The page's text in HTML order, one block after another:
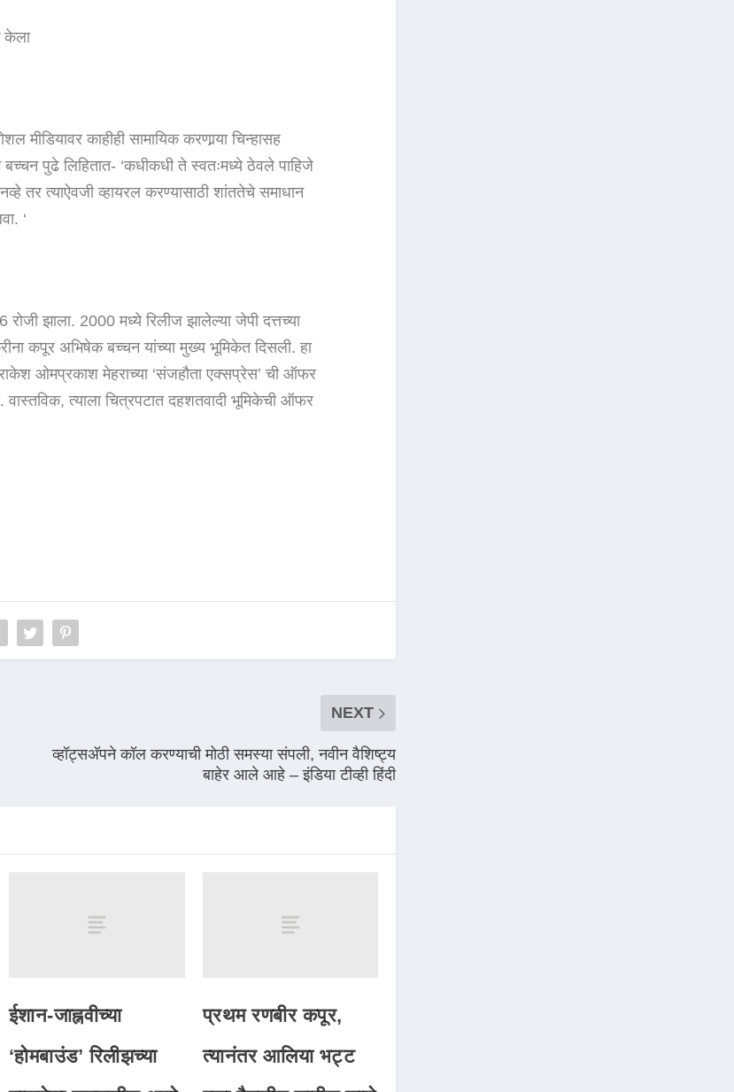
केला
मीडियावर काहीही सामायिक करणार्‍या चिन्हासह
पुढे लिहितात- ‘कधीकधी ते स्वतःमध्ये ठेवले पाहिजे
तर त्याऐवजी व्हायरल करण्यासाठी शांततेचे समाधान
‘
झाला. 2000 मध्ये रिलीज झालेल्या जेपी दत्तच्या
कपूर अभिषेक बच्चन यांच्या मुख्य भूमिकेत दिसली. हा
राकेश ओमप्रकाश मेहराच्या ‘संजहौता एक्सप्रेस’ ची ऑफर
वास्तविक, त्याला चित्रपटात दहशतवादी भूमिकेची ऑफर
NEXT
व्हॉट्सअ‍ॅपने कॉल करण्याची मोठी समस्या संपली, नवीन वैशिष्ट्य
बाहेर आले आहे – इंडिया टीव्ही हिंदी
ईशान-जाह्नवीच्या
‘होमबाउंड’ रिलीझच्या
प्रथम रणबीर कपूर,
त्यानंतर आलिया भट्ट